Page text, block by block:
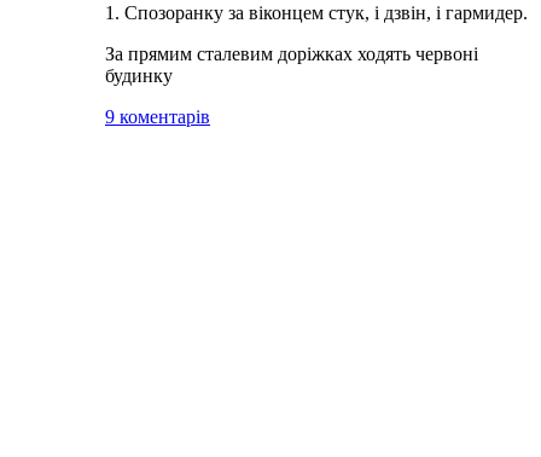
1. Спозоранку за віконцем стук, і дзвін, і гармидер.
За прямим сталевим доріжках ходять червоні
будинку
9 коментарів